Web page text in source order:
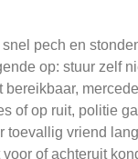
pech en
op: stuur zelf
of op ruit, politie
toevallig vriend
of achteruit